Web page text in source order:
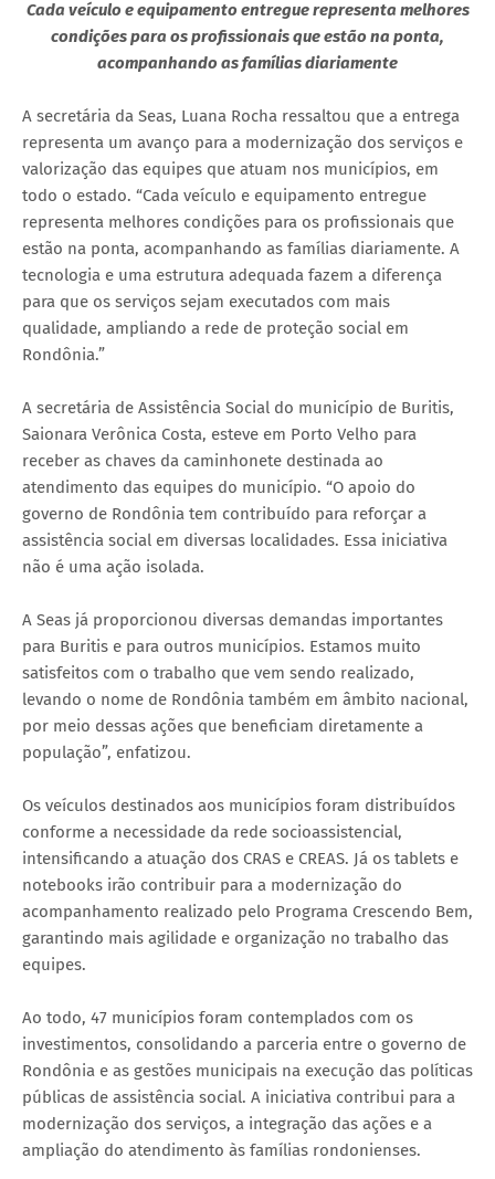
Cada veículo e equipamento entregue representa melhores
condições para os profissionais que estão na ponta,
acompanhando as famílias diariamente
A secretária da Seas, Luana Rocha ressaltou que a entrega
representa um avanço para a modernização dos serviços e
valorização das equipes que atuam nos municípios, em
todo o estado. “Cada veículo e equipamento entregue
representa melhores condições para os profissionais que
estão na ponta, acompanhando as famílias diariamente. A
tecnologia e uma estrutura adequada fazem a diferença
para que os serviços sejam executados com mais
qualidade, ampliando a rede de proteção social em
Rondônia.”
A secretária de Assistência Social do município de Buritis,
Saionara Verônica Costa, esteve em Porto Velho para
receber as chaves da caminhonete destinada ao
atendimento das equipes do município. “O apoio do
governo de Rondônia tem contribuído para reforçar a
assistência social em diversas localidades. Essa iniciativa
não é uma ação isolada.
A Seas já proporcionou diversas demandas importantes
para Buritis e para outros municípios. Estamos muito
satisfeitos com o trabalho que vem sendo realizado,
levando o nome de Rondônia também em âmbito nacional,
por meio dessas ações que beneficiam diretamente a
população”, enfatizou.
Os veículos destinados aos municípios foram distribuídos
conforme a necessidade da rede socioassistencial,
intensificando a atuação dos CRAS e CREAS. Já os tablets e
notebooks irão contribuir para a modernização do
acompanhamento realizado pelo Programa Crescendo Bem,
garantindo mais agilidade e organização no trabalho das
equipes.
Ao todo, 47 municípios foram contemplados com os
investimentos, consolidando a parceria entre o governo de
Rondônia e as gestões municipais na execução das políticas
públicas de assistência social. A iniciativa contribui para a
modernização dos serviços, a integração das ações e a
ampliação do atendimento às famílias rondonienses.